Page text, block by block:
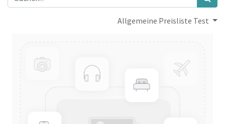
Allgemeine Preisliste Test